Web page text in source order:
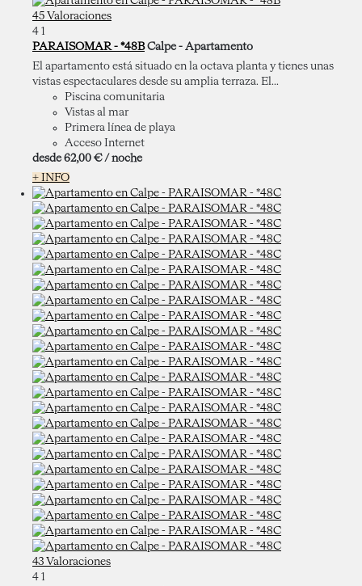
45 Valoraciones
4 1
PARAISOMAR - *48B Calpe - Apartamento
El apartamento está situado en la octava planta y tienes unas
vistas espectaculares desde su amplia terraza. El...
Piscina comunitaria
Vistas al mar
Primera línea de playa
Acceso Internet
desde 62,00 € / noche
+ INFO
43 Valoraciones
4 1